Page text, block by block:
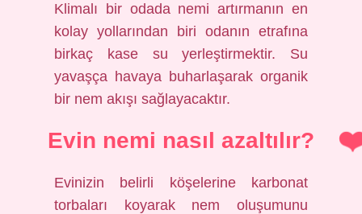
Klimalı bir odada nemi artırmanın en
kolay yollarından biri odanın etrafına
birkaç kase su yerleştirmektir. Su
yavaşça havaya buharlaşarak organik
bir nem akışı sağlayacaktır.
Evin nemi nasıl azaltılır?
Evinizin belirli köşelerine karbonat
torbaları koyarak nem oluşumunu